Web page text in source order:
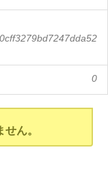
0
ん。